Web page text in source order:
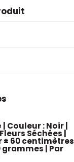
| Couleur : Noir |
Séchées |
60 centimètres |
grammes | Par